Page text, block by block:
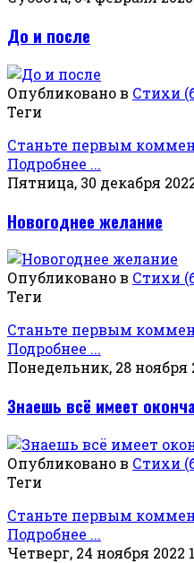
До и после
Опубликовано в Стихи
Теги
Станьте первым
Подробнее ...
Пятница, 30 декабря
Новогоднее желание
Опубликовано в Стихи
Теги
Станьте первым
Подробнее ...
Понедельник, 28 ноября
Знаешь всё имеет
Опубликовано в Стихи
Теги
Станьте первым
Подробнее ...
Четверг, 24 ноября 2022